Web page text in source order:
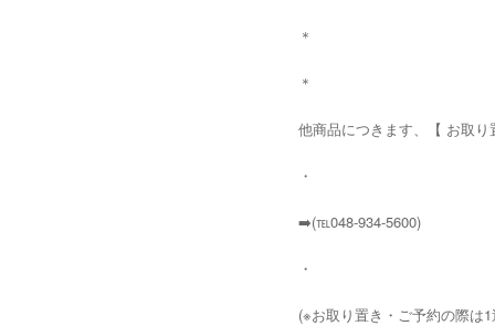
＊
＊
他商品につきます、【 お取
・
➡️(℡048-934-5600)
・
(※お取り置き・ご予約の際は